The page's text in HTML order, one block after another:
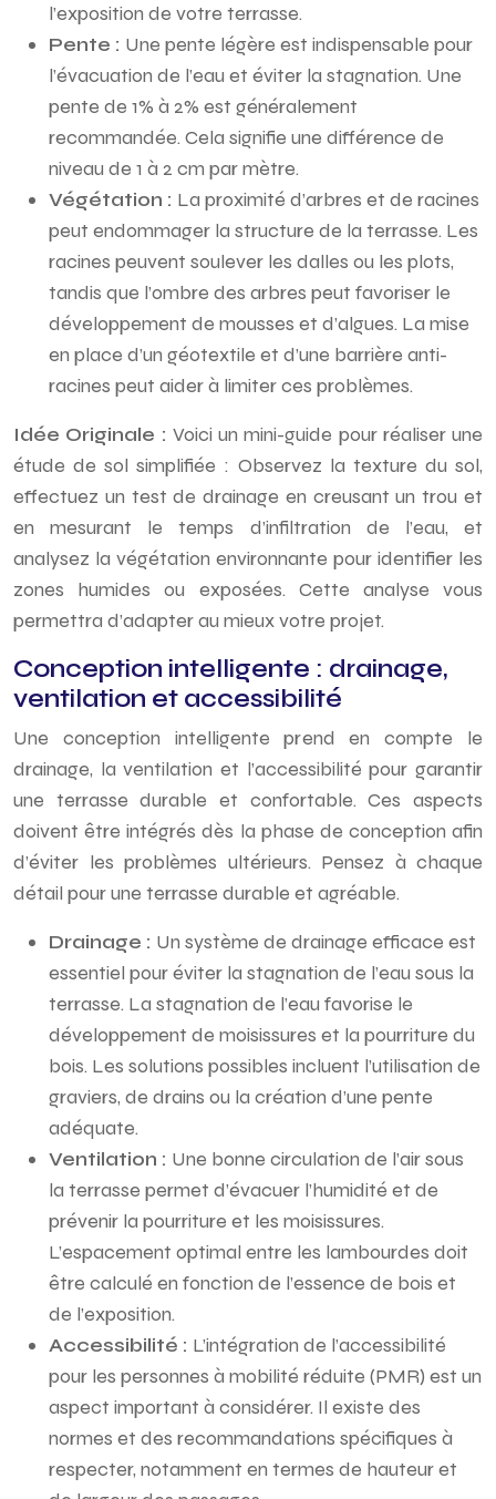
l’exposition de votre terrasse.
Pente : Une pente légère est indispensable pour
l’évacuation de l’eau et éviter la stagnation. Une
pente de 1% à 2% est généralement
recommandée. Cela signifie une différence de
niveau de 1 à 2 cm par mètre.
Végétation : La proximité d’arbres et de racines
peut endommager la structure de la terrasse. Les
racines peuvent soulever les dalles ou les plots,
tandis que l’ombre des arbres peut favoriser le
développement de mousses et d’algues. La mise
en place d’un géotextile et d’une barrière anti-
racines peut aider à limiter ces problèmes.
Idée Originale : Voici un mini-guide pour réaliser une
étude de sol simplifiée : Observez la texture du sol,
effectuez un test de drainage en creusant un trou et
en mesurant le temps d’infiltration de l’eau, et
analysez la végétation environnante pour identifier les
zones humides ou exposées. Cette analyse vous
permettra d’adapter au mieux votre projet.
Conception intelligente : drainage,
ventilation et accessibilité
Une conception intelligente prend en compte le
drainage, la ventilation et l’accessibilité pour garantir
une terrasse durable et confortable. Ces aspects
doivent être intégrés dès la phase de conception afin
d’éviter les problèmes ultérieurs. Pensez à chaque
détail pour une terrasse durable et agréable.
Drainage : Un système de drainage efficace est
essentiel pour éviter la stagnation de l’eau sous la
terrasse. La stagnation de l’eau favorise le
développement de moisissures et la pourriture du
bois. Les solutions possibles incluent l’utilisation de
graviers, de drains ou la création d’une pente
adéquate.
Ventilation : Une bonne circulation de l’air sous
la terrasse permet d’évacuer l’humidité et de
prévenir la pourriture et les moisissures.
L’espacement optimal entre les lambourdes doit
être calculé en fonction de l’essence de bois et
de l’exposition.
Accessibilité : L’intégration de l’accessibilité
pour les personnes à mobilité réduite (PMR) est un
aspect important à considérer. Il existe des
normes et des recommandations spécifiques à
respecter, notamment en termes de hauteur et